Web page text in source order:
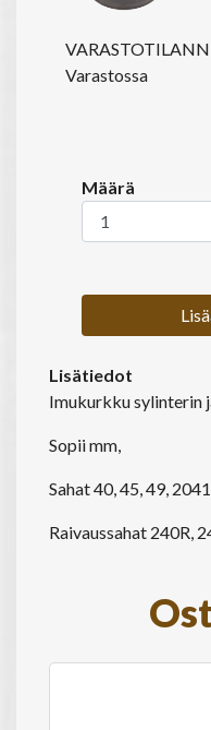
Varastossa
Määrä
Lisätiedot
Imukurkku sylinterin
Sopii mm,
Sahat 40, 45, 49,
Raivaussahat 240R,